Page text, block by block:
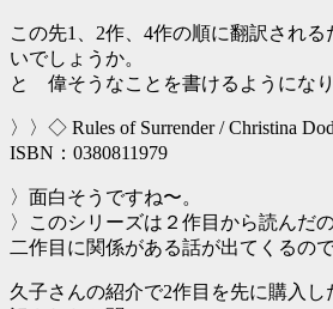
この先1、2作、4作の順に翻訳され
いでしょうか。
と 偉そうなことを書けるようにな
〉〉◇ Rules of Surrender / Christina
ISBN：0380811979
〉面白そうですね〜。
〉このシリーズは２作目から読んだ
二作目に関係がある話が出てくるので
久子さんの紹介で2作目を先に購入